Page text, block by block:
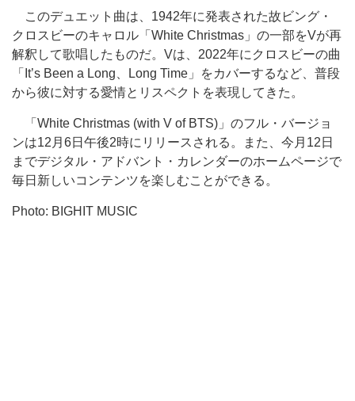
このデュエット曲は、1942年に発表された故ビング・
クロスビーのキャロル「White Christmas」の一部をVが再
解釈して歌唱したものだ。Vは、2022年にクロスビーの曲
「It’s Been a Long、Long Time」をカバーするなど、普段
から彼に対する愛情とリスペクトを表現してきた。
「White Christmas (with V of BTS)」のフル・バージョ
ンは12月6日午後2時にリリースされる。また、今月12日
までデジタル・アドバント・カレンダーのホームページで
毎日新しいコンテンツを楽しむことができる。
Photo: BIGHIT MUSIC